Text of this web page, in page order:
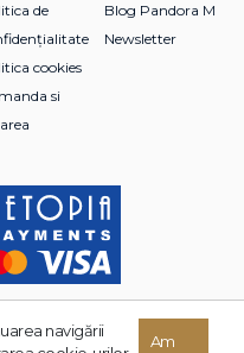
de
cookies
si
Blog Pandora M
Newsletter
drepturile rezervate.
navigării
Am